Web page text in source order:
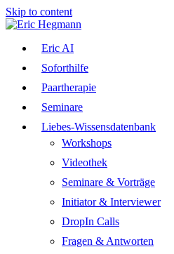
Skip to content
Eric AI
Soforthilfe
Paartherapie
Seminare
Liebes-Wissensdatenbank
Workshops
Videothek
Seminare & Vorträge
Initiator & Interviewer
DropIn Calls
Fragen & Antworten